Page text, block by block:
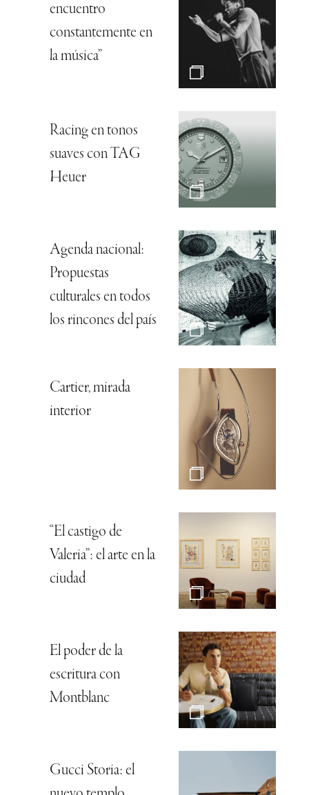
encuentro
constantemente en
la música”
Racing en tonos
suaves con TAG
Heuer
Agenda nacional:
Propuestas
culturales en todos
los rincones del país
Cartier, mirada
interior
“El castigo de
Valeria”: el arte en la
ciudad
El poder de la
escritura con
Montblanc
Gucci Storia: el